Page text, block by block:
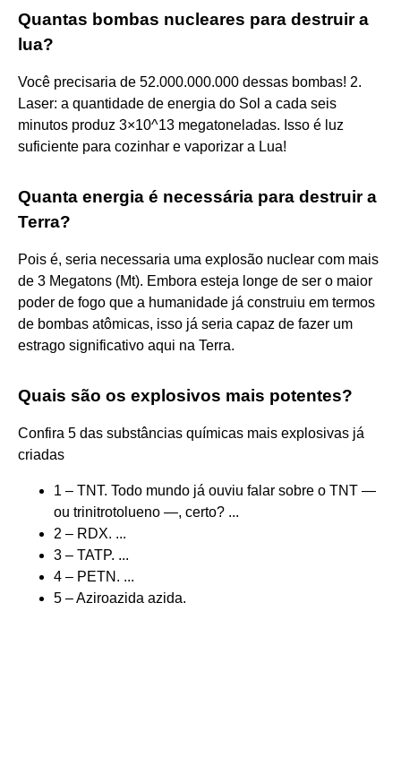
Quantas bombas nucleares para destruir a
lua?
Você precisaria de 52.000.000.000 dessas bombas! 2.
Laser: a quantidade de energia do Sol a cada seis
minutos produz 3×10^13 megatoneladas. Isso é luz
suficiente para cozinhar e vaporizar a Lua!
Quanta energia é necessária para destruir a
Terra?
Pois é, seria necessaria uma explosão nuclear com mais
de 3 Megatons (Mt). Embora esteja longe de ser o maior
poder de fogo que a humanidade já construiu em termos
de bombas atômicas, isso já seria capaz de fazer um
estrago significativo aqui na Terra.
Quais são os explosivos mais potentes?
Confira 5 das substâncias químicas mais explosivas já
criadas
1 – TNT. Todo mundo já ouviu falar sobre o TNT —
ou trinitrotolueno —, certo? ...
2 – RDX. ...
3 – TATP. ...
4 – PETN. ...
5 – Aziroazida azida.